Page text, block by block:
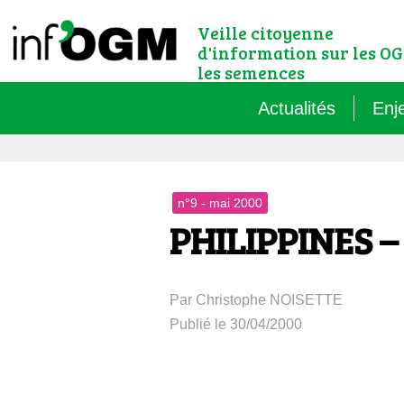
Veille citoyenne
d'information sur les
les semences
Actualités
n°9 - mai 2000
PHILIPPINES
Par Christophe NOISETTE
Publié le 30/04/2000